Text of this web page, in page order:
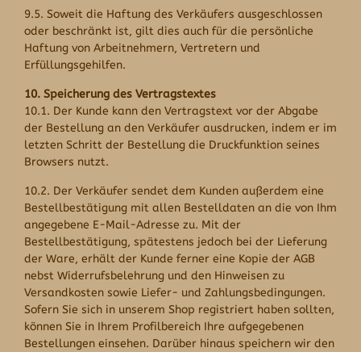
9.5. Soweit die Haftung des Verkäufers ausgeschlossen
oder beschränkt ist, gilt dies auch für die persönliche
Haftung von Arbeitnehmern, Vertretern und
Erfüllungsgehilfen.
10. Speicherung des Vertragstextes
10.1. Der Kunde kann den Vertragstext vor der Abgabe
der Bestellung an den Verkäufer ausdrucken, indem er im
letzten Schritt der Bestellung die Druckfunktion seines
Browsers nutzt.
10.2. Der Verkäufer sendet dem Kunden außerdem eine
Bestellbestätigung mit allen Bestelldaten an die von Ihm
angegebene E-Mail-Adresse zu. Mit der
Bestellbestätigung, spätestens jedoch bei der Lieferung
der Ware, erhält der Kunde ferner eine Kopie der AGB
nebst Widerrufsbelehrung und den Hinweisen zu
Versandkosten sowie Liefer- und Zahlungsbedingungen.
Sofern Sie sich in unserem Shop registriert haben sollten,
können Sie in Ihrem Profilbereich Ihre aufgegebenen
Bestellungen einsehen. Darüber hinaus speichern wir den